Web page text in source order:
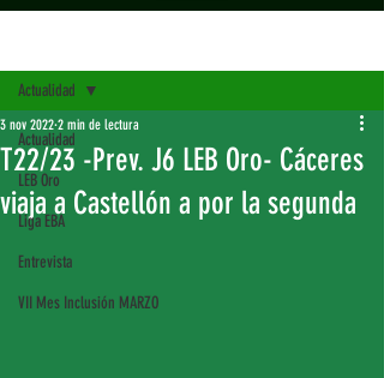
Actualidad
LEB Oro
Liga EBA
Entrevista
VII Mes Inclusión MARZO
Actualidad
T22/23 -Prev. J6 LEB Oro- Cáceres
viaja a Castellón a por la segunda
3 nov 2022 2 min de lectura